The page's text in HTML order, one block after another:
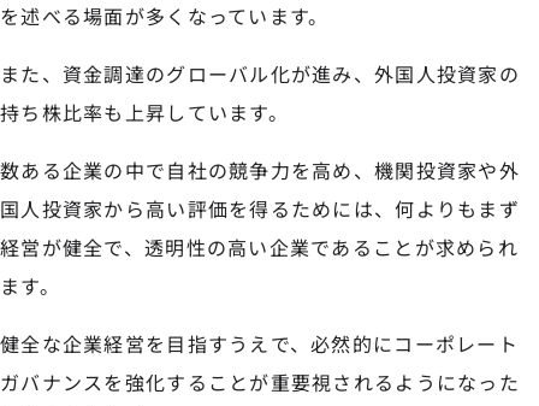
を述べる場面が多くなっています。
また、資金調達のグローバル化が進み、外国人投資家の
持ち株比率も上昇しています。
数ある企業の中で自社の競争力を高め、機関投資家や外
国人投資家から高い評価を得るためには、何よりもまず
経営が健全で、透明性の高い企業であることが求められ
ます。
健全な企業経営を目指すうえで、必然的にコーポレート
ガバナンスを強化することが重要視されるようになった